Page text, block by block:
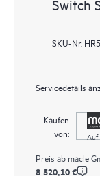
Switch
SKU-Nr.
Servicedetails
Kaufen
von:
Auf
Preis ab macle
8 520,10 €